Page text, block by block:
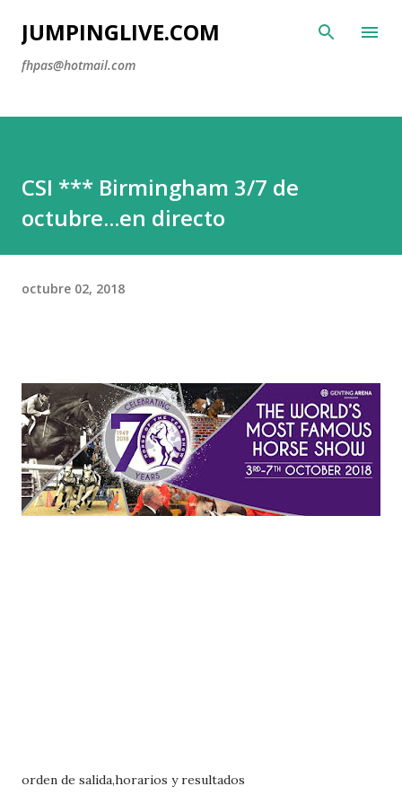
Ir al contenido principal
JUMPINGLIVE.COM
fhpas@hotmail.com
CSI *** Birmingham 3/7 de
octubre...en directo
octubre 02, 2018
orden de salida,horarios y resultados